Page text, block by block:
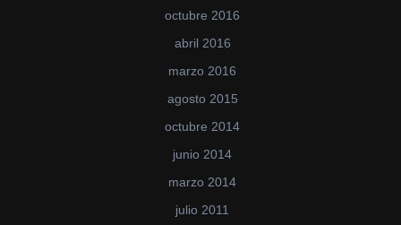
octubre 2016
abril 2016
marzo 2016
agosto 2015
octubre 2014
junio 2014
marzo 2014
julio 2011